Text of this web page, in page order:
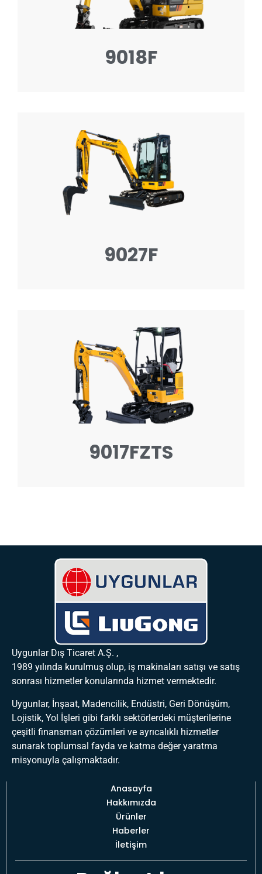
9018F
9027F
9017FZTS
Uygunlar Dış Ticaret A.Ş. ,
1989 yılında kurulmuş olup, iş makinaları satışı ve satış
sonrası hizmetler konularında hizmet vermektedir.
Uygunlar, İnşaat, Madencilik, Endüstri, Geri Dönüşüm,
Lojistik, Yol İşleri gibi farklı sektörlerdeki müşterilerine
çeşitli finansman çözümleri ve ayrıcalıklı hizmetler
sunarak toplumsal fayda ve katma değer yaratma
misyonuyla çalışmaktadır.
Anasayfa
Hakkımızda
Ürünler
Haberler
İletişim